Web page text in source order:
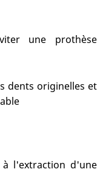
une prothèse
dents originelles et
à l'extraction d'une